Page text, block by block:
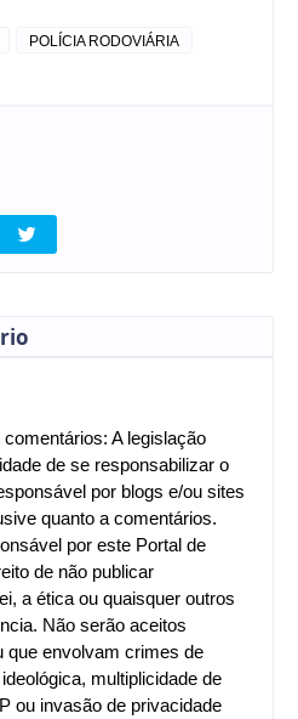
POLÍCIA RODOVIÁRIA
A legislação
de se responsabilizar o
por blogs e/ou sites
quanto a comentários.
por este Portal de
de não publicar
a ética ou quaisquer outros
Não serão aceitos
que envolvam crimes de
multiplicidade de
ou invasão de privacidade